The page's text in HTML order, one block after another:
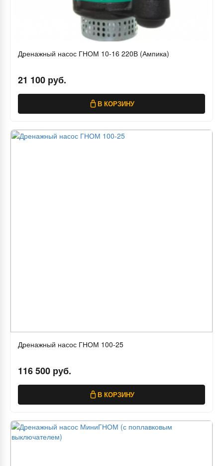
Дренажный насос ГНОМ 10-16 220В (Ампика)
21 100 руб.
В КОРЗИНУ
Дренажный насос ГНОМ 100-25
116 500 руб.
В КОРЗИНУ